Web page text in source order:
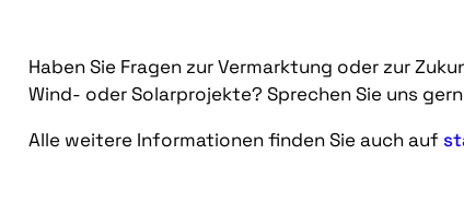
Haben Sie Fragen zur Vermarktung oder zur
Wind- oder Solarprojekte? Sprechen Sie uns
Alle weitere Informationen finden Sie auch auf